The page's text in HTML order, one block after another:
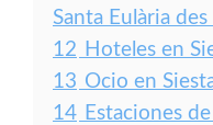
Santa Eulària des
12 Hoteles en
13 Ocio en
14 Estaciones